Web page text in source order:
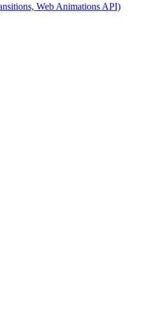
Web Animations API)